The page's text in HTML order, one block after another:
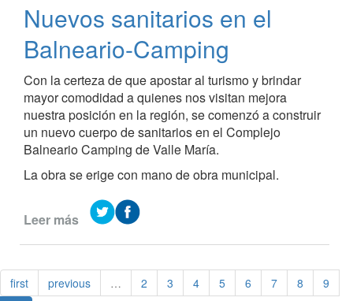
Camping
Nuevos sanitarios en el
Balneario-Camping
Con la certeza de que apostar al turismo y brindar
mayor comodidad a quienes nos visitan mejora
nuestra posición en la región, se comenzó a construir
un nuevo cuerpo de sanitarios en el Complejo
Balneario Camping de Valle María.
La obra se erige con mano de obra municipal.
Leer más de
en
el
first previous … 2 3 4 5 6 7 8
9